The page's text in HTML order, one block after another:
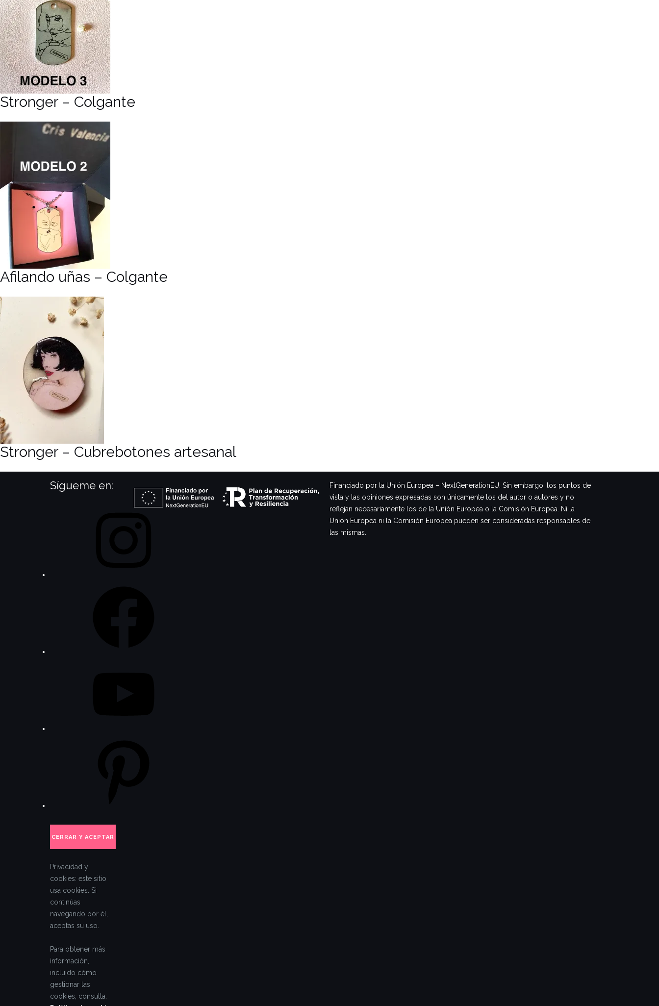
Stronger – Colgante
Afilando uñas – Colgante
Stronger – Cubrebotones artesanal
Sígueme en:
Privacidad y
cookies: este sitio
usa cookies. Si
continúas
navegando por él,
aceptas su uso.
Para obtener más
información,
incluido cómo
gestionar las
cookies, consulta:
Financiado por la Unión Europea – NextGenerationEU. Sin embargo, los puntos de
vista y las opiniones expresadas son únicamente los del autor o autores y no
reflejan necesariamente los de la Unión Europea o la Comisión Europea. Ni la
Unión Europea ni la Comisión Europea pueden ser consideradas responsables de
las mismas.